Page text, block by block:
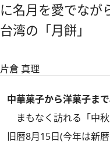
に名月を愛でなが
台湾の「月餅」
片倉 真理
中華菓子から洋菓子ま
まもなく訪れる「中秋
旧暦8月15日(今年は新